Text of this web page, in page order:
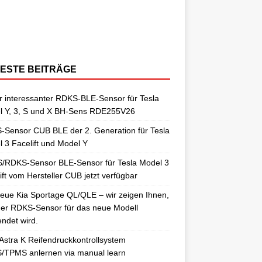
BEITRÄGE
interessanter RDKS-BLE-Sensor für Tesla
Y, 3, S und X BH-Sens RDE255V26
Sensor CUB BLE der 2. Generation für Tesla
3 Facelift und Model Y
RDKS-Sensor BLE-Sensor für Tesla Model 3
vom Hersteller CUB jetzt verfügbar
Kia Sportage QL/QLE – wir zeigen Ihnen,
RDKS-Sensor für das neue Modell
wird.
K Reifendruckkontrollsystem
TPMS anlernen via manual learn